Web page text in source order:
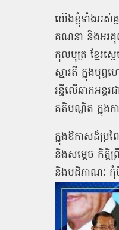
យើងខ្ញុំទាំងអស់គ្
គណនា និងអរ
កុលបុត្រ ខ្មែរ
ស្មារតី ក្នុងបុព្វ
រន្ទឺលើឆាកអន្តរ
គតិបណ្ឌិត ក្នុងក
ក្នុងឱកាសដ៏ប្រព
និងសម្តេច កិត្តិ
និងបដិភាណៈ កុំ